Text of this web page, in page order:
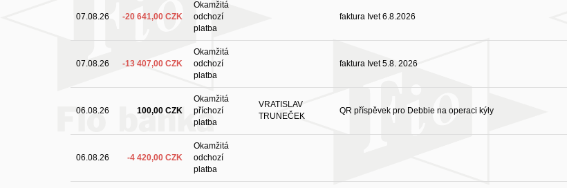
07.08.26 -20 641,00 CZK
Okamžitá
odchozí
platba
faktura Ivet 6.8.2026
07.08.26 -13 407,00 CZK
Okamžitá
odchozí
platba
faktura Ivet 5.8. 2026
06.08.26 100,00 CZK
Okamžitá
příchozí
platba
VRATISLAV
TRUNEČEK
QR příspěvek pro Debbie na operaci kýly
06.08.26 -4 420,00 CZK
Okamžitá
odchozí
platba